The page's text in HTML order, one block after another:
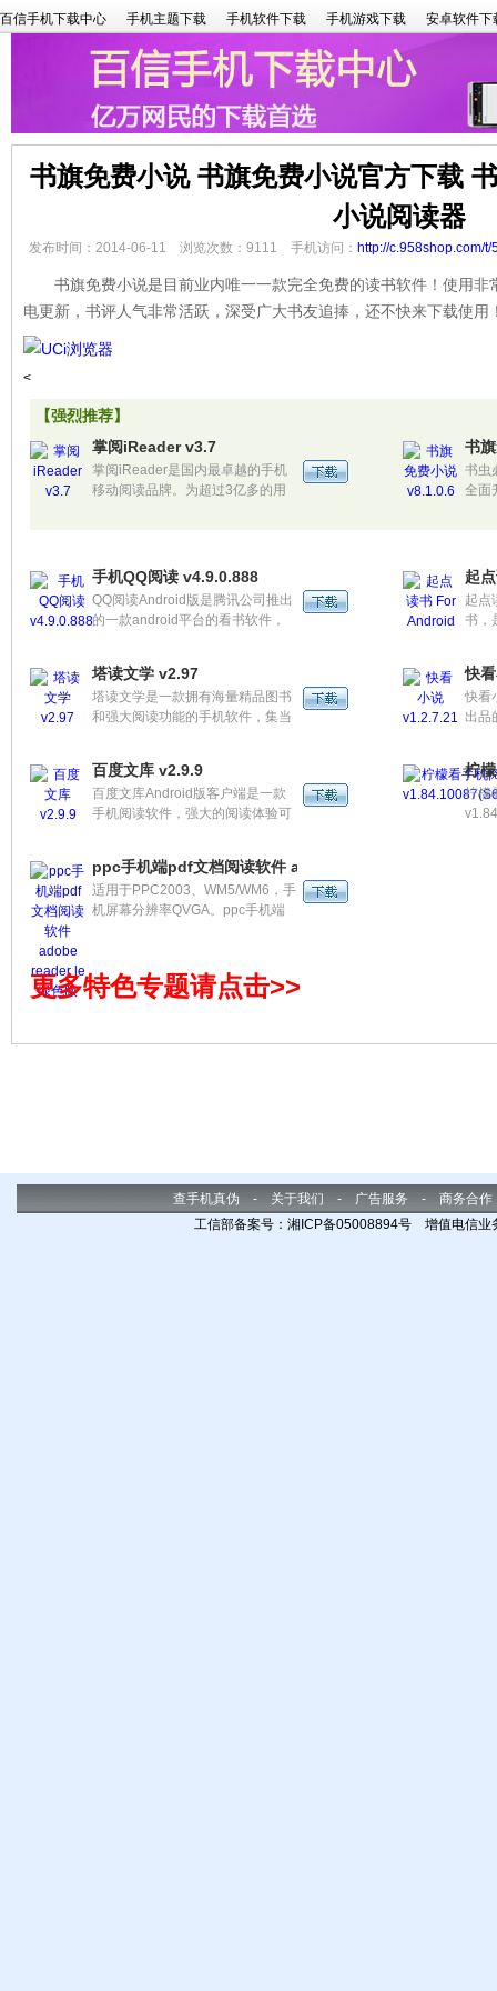
百信手机下载中心 手机主题下载 手机软件下载 手机游戏下载 安卓软件下
书旗免费小说 书旗免费小说官方下载
小说阅读器
发布时间：2014-06-11 浏览次数：9111 手机访问： http://c.958shop.com/t/
书旗免费小说是目前业内唯一一款完全免费的读书软件！使用非
电更新，书评人气非常活跃，深受广大书友追捧，还不快来下载使用
<
【强烈推荐】
掌阅iReader v3.7
掌阅iReader是国内最卓越的手机
移动阅读品牌。为超过3亿多的用
读格式，目前拥有畅销、生活、文
学等类别的优质图书数字版权30万
册，在数字阅读领域，市场占有率
稳居第一。
书
书虫
全面
手机QQ阅读 v4.9.0.888
QQ阅读Android版是腾讯公司推出
的一款android平台的看书软件，
城，特色月光宝盒,舒适读书,方便
找书。
起
起点
书，
读功
及轻
兼容
塔读文学 v2.97
塔读文学是一款拥有海量精品图书
和强大阅读功能的手机软件，集当
求精美简洁，旨在为读者创造“随身
随心，乐享阅读”的完美体验。
快
快看
出品
当下
书，
说，
百度文库 v2.9.9
百度文库Android版客户端是一款
手机阅读软件，强大的阅读体验可
图书资源的在线阅读、搜索、下载
功能，并且对文库的8000万文档，
均可以在客户端免财富值下载。
柠
柠檬
ppc手机端pdf文档阅读软件 adobe reader le绿色版
适用于PPC2003、WM5/WM6，手
机屏幕分辨率QVGA。ppc手机端
更多特色专题请点击>>
查手机真伪 - 关于我们 - 广告服务 - 商务合作
工信部备案号：湘ICP备05008894号 增值电信